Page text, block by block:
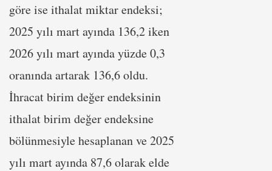
göre ise ithalat miktar endeksi;
2025 yılı mart ayında 136,2 iken
2026 yılı mart ayında yüzde 0,3
oranında artarak 136,6 oldu.
İhracat birim değer endeksinin
ithalat birim değer endeksine
bölünmesiyle hesaplanan ve 2025
yılı mart ayında 87,6 olarak elde